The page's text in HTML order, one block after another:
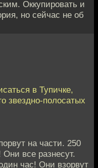
Оккупировать и
но сейчас не об
в Тупичке,
звездно-полосатых
на части. 250
все разнесут.
час! Они взорвут